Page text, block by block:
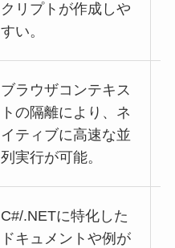
クリプトが作成しや
すい。
ブラウザコンテキス
トの隔離により、ネ
イティブに高速な並
列実行が可能。
C#/.NETに特化した
ドキュメントや例が